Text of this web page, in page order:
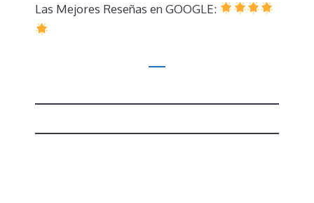
Las Mejores Reseñas en GOOGLE: